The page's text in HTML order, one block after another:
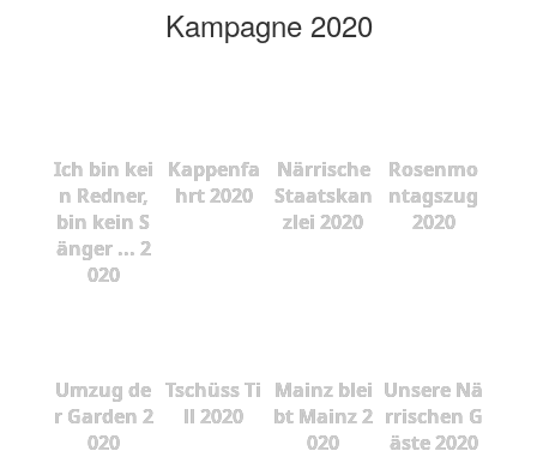
Kampagne 2020
Ich bin kei
n Redner,
bin kein S
änger ... 2
020
Kappenfa
hrt 2020
Närrische
Staatskan
zlei 2020
Rosenmo
ntagszug
2020
Umzug de
r Garden 2
020
Tschüss Ti
ll 2020
Mainz blei
bt Mainz 2
020
Unsere Nä
rrischen G
äste 2020